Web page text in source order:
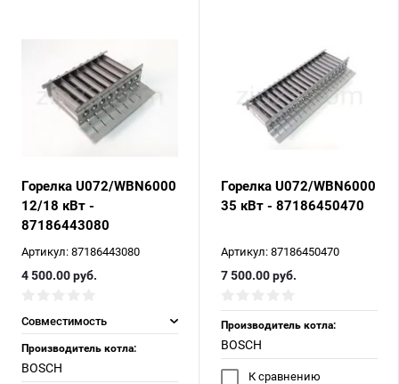
Горелка U072/WBN6000
12/18 кВт -
87186443080
Артикул: 87186443080
4 500.00руб.
Совместимость
Производитель котла:
BOSCH
Горелка U072/WBN6000
35 кВт - 87186450470
Артикул: 87186450470
7 500.00руб.
Производитель котла:
BOSCH
К сравнению